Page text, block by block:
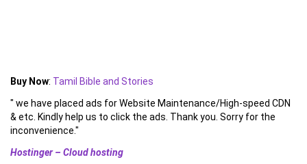
Buy Now: Tamil Bible and Stories
" we have placed ads for Website Maintenance/High-speed CDN
& etc. Kindly help us to click the ads. Thank you. Sorry for the
inconvenience."
Hostinger – Cloud hosting